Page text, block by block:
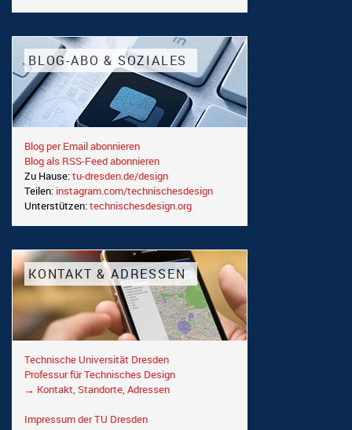
BLOG-ABO & SOZIALES
Blog per Email abonnieren
Blog als RSS-Feed abonnieren
Zu Hause:tu-dresden.de/design
Teilen: instagram.com/technischesdesign
Unterstützen:technischesdesign.org
KONTAKT & ADRESSEN
Technische Universität Dresden
Professur für Technisches Design
→ Kontakt, Standorte, Adressen
Impressum der TU Dresden